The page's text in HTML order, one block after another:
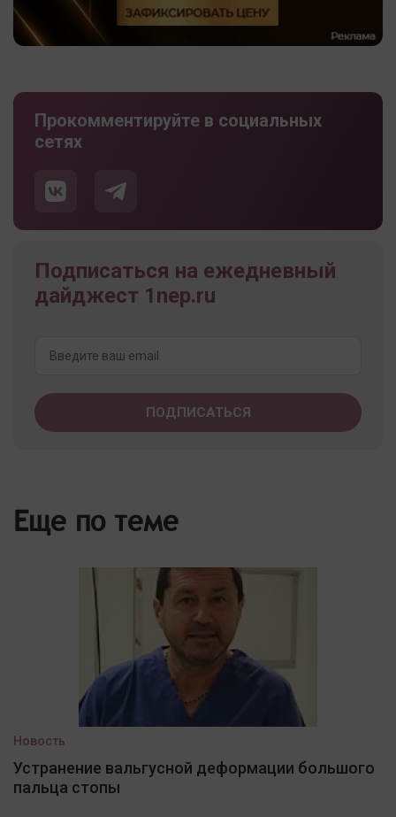
Прокомментируйте в социальных
сетях
Подписаться на ежедневный
дайджест 1nep.ru
Еще по теме
Новость
Устранение вальгусной деформации большого
пальца стопы